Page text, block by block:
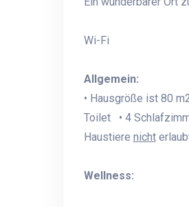
Wi-Fi
Allgemein:
• Hausgröße ist 80
Toilet • 4
Haustiere nicht
Wellness: